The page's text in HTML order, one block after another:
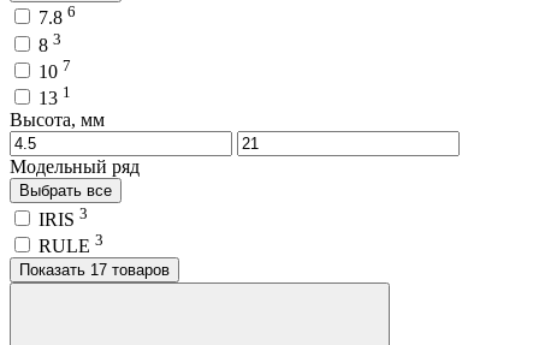
7.8 6
8 3
10 7
13 1
Высота, мм
Модельный ряд
Выбрать все
IRIS 3
RULE 3
Показать 17 товаров